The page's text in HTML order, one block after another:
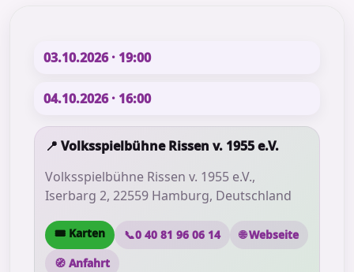
03.10.2026 · 19:00
04.10.2026 · 16:00
📍 Volksspielbühne Rissen v. 1955 e.V.
Volksspielbühne Rissen v. 1955 e.V.,
Iserbarg 2, 22559 Hamburg, Deutschland
🎟 Karten 📞0 40 81 96 06 14
🌐 Webseite
🧭 Anfahrt